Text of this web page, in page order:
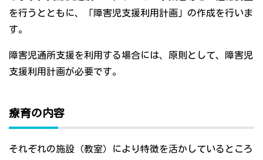
を行うとともに、「障害児支援利用計画」の作成を行いま
す。
障害児通所支援を利用する場合には、原則として、障害児
支援利用計画が必要です。
療育の内容
それぞれの施設（教室）により特徴を活かしているところ